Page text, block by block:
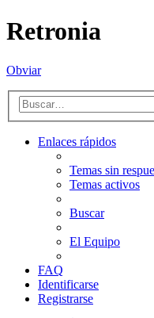
Retronia
Obviar
Enlaces rápidos
Temas sin
Temas activos
Buscar
El Equipo
FAQ
Identificarse
Registrarse